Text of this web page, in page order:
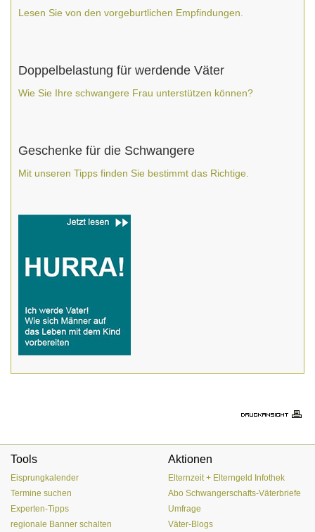
Lesen Sie von den vorgeburtlichen Empfindungen.
Doppelbelastung für werdende Väter
Wie Sie Ihre schwangere Frau unterstützen können?
Geschenke für die Schwangere
Mit unseren Tipps finden Sie bestimmt das Richtige.
Tools
Eisprungkalender
Termine suchen
Experten-Tipps
regionale Banner schalten
Aktionen
Elternzeit + Elterngeld Infothek
Abo Schwangerschafts-Väterbriefe
Umfrage
Väter-Blogs